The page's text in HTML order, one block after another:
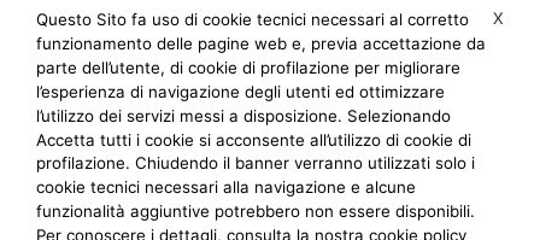
Informativa privacy
Note legali
Social Media Policy
X
Questo Sito fa uso di cookie tecnici necessari al corretto
funzionamento delle pagine web e, previa accettazione da
parte dell’utente, di cookie di profilazione per migliorare
l’esperienza di navigazione degli utenti ed ottimizzare
l’utilizzo dei servizi messi a disposizione. Selezionando
Accetta tutti i cookie si acconsente all’utilizzo di cookie di
profilazione. Chiudendo il banner verranno utilizzati solo i
cookie tecnici necessari alla navigazione e alcune
funzionalità aggiuntive potrebbero non essere disponibili.
Per conoscere i dettagli, consulta la nostra cookie policy